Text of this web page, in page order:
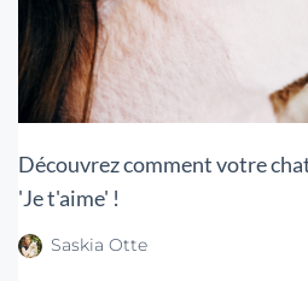
Découvrez comment votre
'Je t'aime' !
Saskia Otte